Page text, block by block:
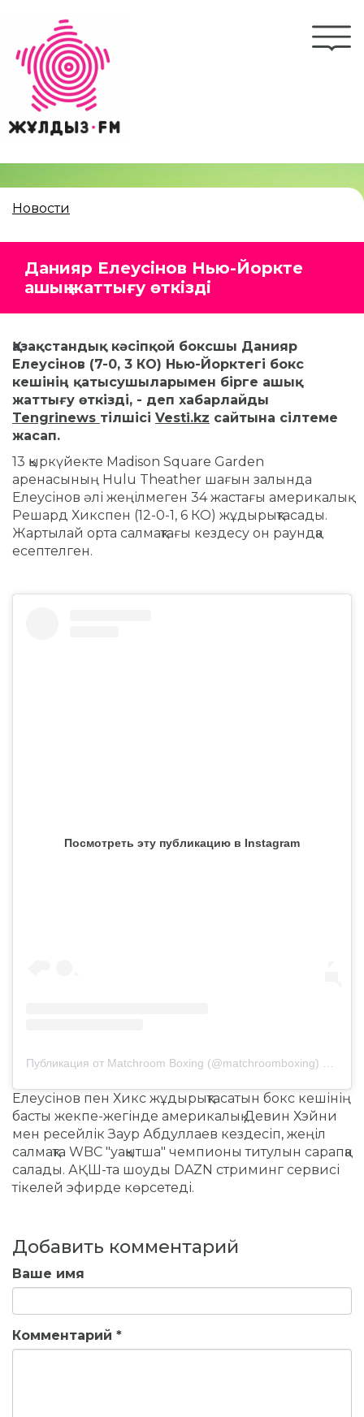
основному
содержанию
Новости
Данияр Елеусінов Нью-Йоркте
ашық жаттығу өткізді
Қазақстандық кәсіпқой боксшы Данияр
Елеусінов (7-0, 3 КО) Нью-Йорктегі бокс
кешінің қатысушыларымен бірге ашық
жаттығу өткізді, - деп хабарлайды
Tengrinews тілшісі Vesti.kz сайтына сілтеме
жасап.
13 қыркүйекте Madison Square Garden
аренасының Hulu Theather шағын залында
Елеусінов әлі жеңілмеген 34 жастағы америкалық
Решард Хикспен (12-0-1, 6 КО) жұдырықтасады.
Жартылай орта салмақтағы кездесу он раундқа
есептелген.
Посмотреть эту публикацию в Instagram
Публикация от Matchroom Boxing (@matchroomboxing)
Елеусінов пен Хикс жұдырықтасатын бокс кешінің
басты жекпе-жегінде америкалық Девин Хэйни
мен ресейлік Заур Абдуллаев кездесіп, жеңіл
салмақта WBC "уақытша" чемпионы титулын сарапқа
салады. АҚШ-та шоуды DAZN стриминг сервисі
тікелей эфирде көрсетеді.
Добавить комментарий
Ваше имя
Комментарий *